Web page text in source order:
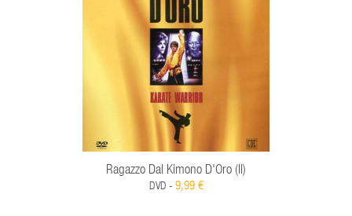
Ragazzo Dal Kimono D'Oro (Il)
DVD - 9,99 €